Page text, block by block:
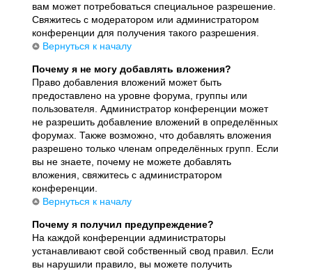
вам может потребоваться специальное разрешение.
Свяжитесь с модератором или администратором
конференции для получения такого разрешения.
Вернуться к началу
Почему я не могу добавлять вложения?
Право добавления вложений может быть
предоставлено на уровне форума, группы или
пользователя. Администратор конференции может
не разрешить добавление вложений в определённых
форумах. Также возможно, что добавлять вложения
разрешено только членам определённых групп. Если
вы не знаете, почему не можете добавлять
вложения, свяжитесь с администратором
конференции.
Вернуться к началу
Почему я получил предупреждение?
На каждой конференции администраторы
устанавливают свой собственный свод правил. Если
вы нарушили правило, вы можете получить